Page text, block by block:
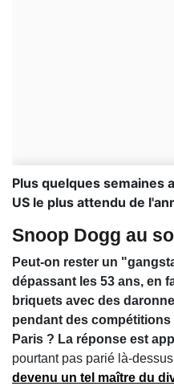
Plus quelques semaines
US le plus attendu de
Snoop Dogg au
Peut-on rester un
dépassant les 53 ans, en
briquets avec des
pendant des
Paris ? La réponse est
pourtant pas parié là-
devenu un tel maître du